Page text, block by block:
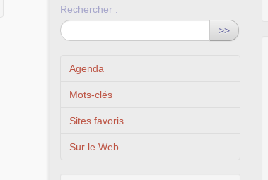
Rechercher :
>>
Agenda
Mots-clés
Sites favoris
Sur le Web